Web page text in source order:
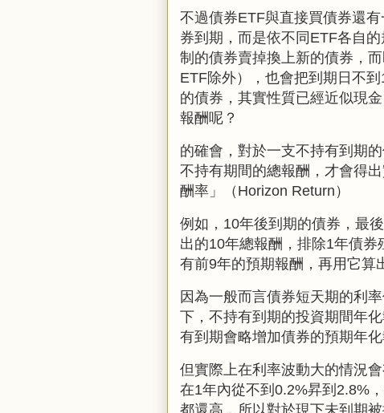
不過債券ETF與直接買債券還
券到期，而是依不同ETF各自
制的債券賣掉換上新的債券，
ETF除外），也會把到期日不到
的債券，其實性質已經近似現
報酬呢？
的確會，對於一支不持有到期
不持有期間的總報酬，才會得
酬率」（Horizon Return）
例如，10年後到期的債券，最
出的10年總報酬，排除1年債
有前9年的預期報酬，再用它算
因為一般而言債券短天期的利
下 ， 不持有到期的投資期間年
有到期會略增加債券的預期年化
但實際上在利率波動大的情況
在1年內從不到0.2%昇到 2.8%
都還高，所以對於現下未到期